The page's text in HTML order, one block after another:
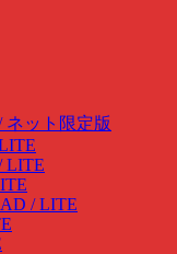
ネット限定版
LITE
/ LITE